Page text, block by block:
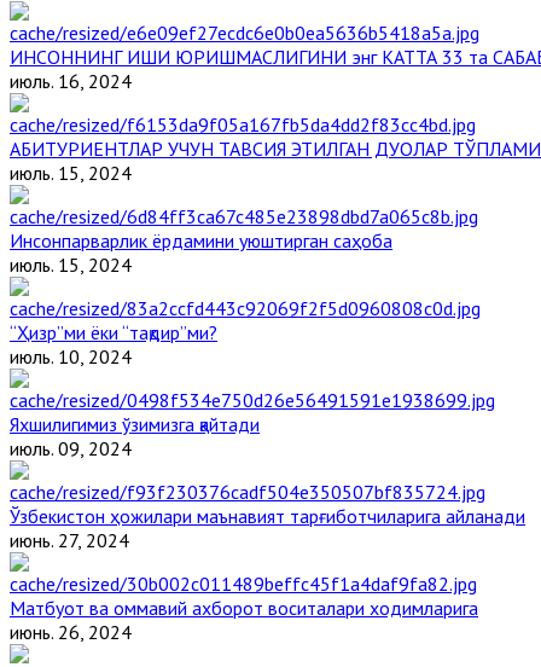
ИНСОННИНГ ИШИ ЮРИШМАСЛИГИНИ энг КАТТА 33 та
июль. 16, 2024
АБИТУРИЕНТЛАР УЧУН ТАВСИЯ ЭТИЛГАН ДУОЛАР ТЎПЛАМИ
июль. 15, 2024
Инсонпарварлик ёрдамини уюштирган саҳоба
июль. 15, 2024
“Ҳизр”ми ёки “тақдир”ми?
июль. 10, 2024
Яхшилигимиз ўзимизга қайтади
июль. 09, 2024
Ўзбекистон ҳожилари маънавият тарғиботчиларига айланади
июнь. 27, 2024
Матбуот ва оммавий ахборот воситалари ходимларига
июнь. 26, 2024